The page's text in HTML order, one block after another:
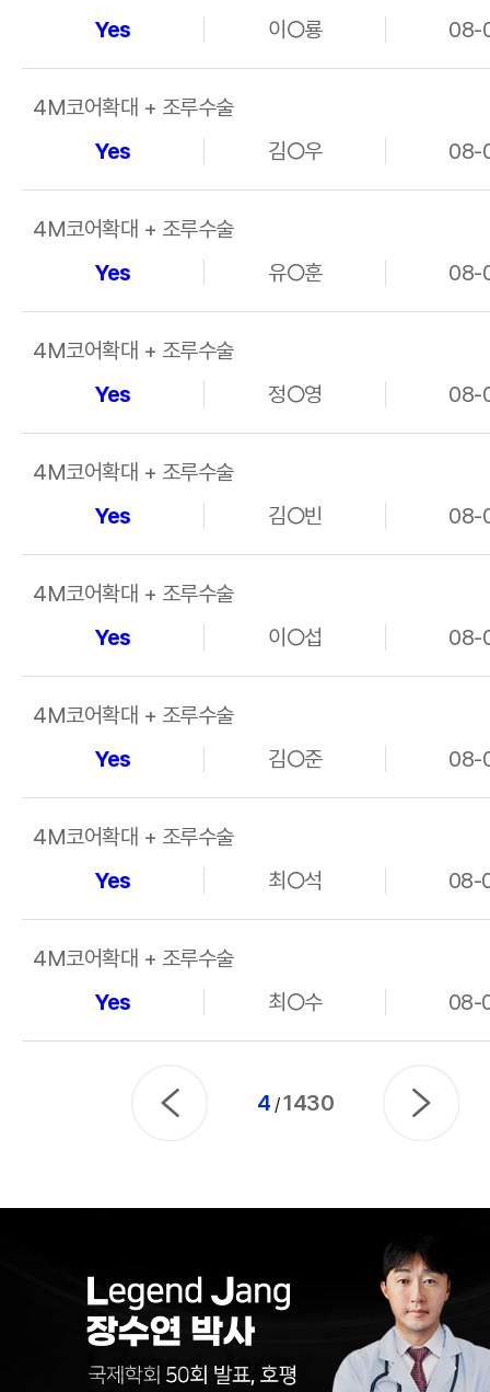
Yes
이○룡 08-
4M코어확대 + 조루수술
Yes
김○우 08-
4M코어확대 + 조루수술
Yes
유○훈 08-
4M코어확대 + 조루수술
Yes
정○영 08-
4M코어확대 + 조루수술
Yes
김○빈 08-
4M코어확대 + 조루수술
Yes
이○섭 08-
4M코어확대 + 조루수술
Yes
김○준 08-
4M코어확대 + 조루수술
Yes
최○석 08-
4M코어확대 + 조루수술
Yes
최○수 08-
4 /1430